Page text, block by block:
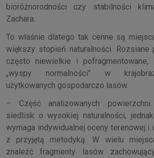
bioróżnorodności czy stabilności
Zachara.
To właśnie dlatego tak cenne są
większy stopień naturalności. Rozsiane
często niewielkie i pofragmentowane,
„wyspy normalności" w
użytkowanych gospodarczo lasów.
– Część analizowanych
siedlisk o wysokiej naturalności,
wymaga indywidualnej oceny terenowej i
z przyjętą metodyką. W wielu
znaleźć fragmenty lasów